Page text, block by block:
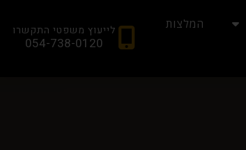
המלצות
לייעוץ משפטי התקשרו
054-738-0120